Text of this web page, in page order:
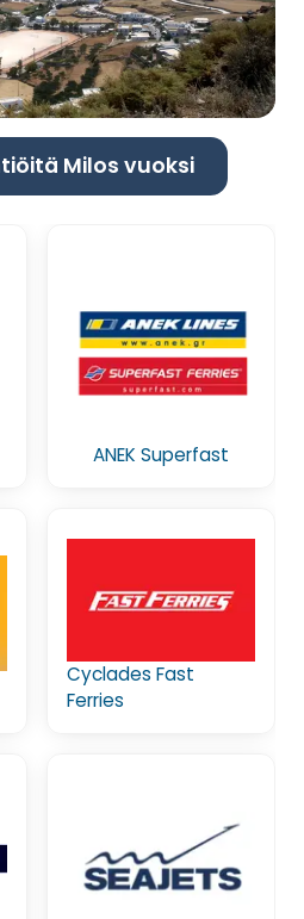
Milos vuoksi
ANEK Superfast
Cyclades Fast
Ferries